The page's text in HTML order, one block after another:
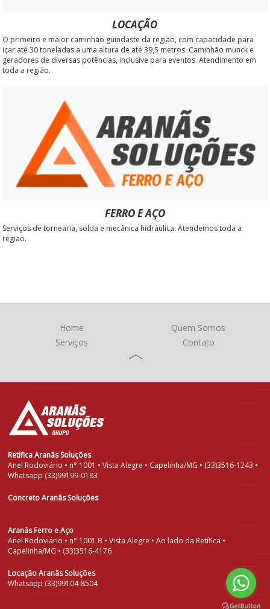
LOCAÇÃO
O primeiro e maior caminhão guindaste da região, com capacidade para
içar até 30 toneladas a uma altura de até 39,5 metros. Caminhão munck e
geradores de diversas potências, inclusive para eventos. Atendimento em
toda a região.
FERRO E AÇO
Serviços de tornearia, solda e mecânica hidráulica. Atendemos toda a
região.
Home
Quem Somos
Serviços
Contato
Retífica Aranãs Soluções
Anel Rodoviário • n° 1001 • Vista Alegre • Capelinha/MG • (33)3516-1243 •
Whatsapp (33)99199-0183
Concreto Aranãs Soluções
Aranãs Ferro e Aço
Anel Rodoviário • n° 1001 B • Vista Alegre • Ao lado da Retífica •
Capelinha/MG • (33)3516-4176
Locação Aranãs Soluções
Whatsapp (33)99104-8504